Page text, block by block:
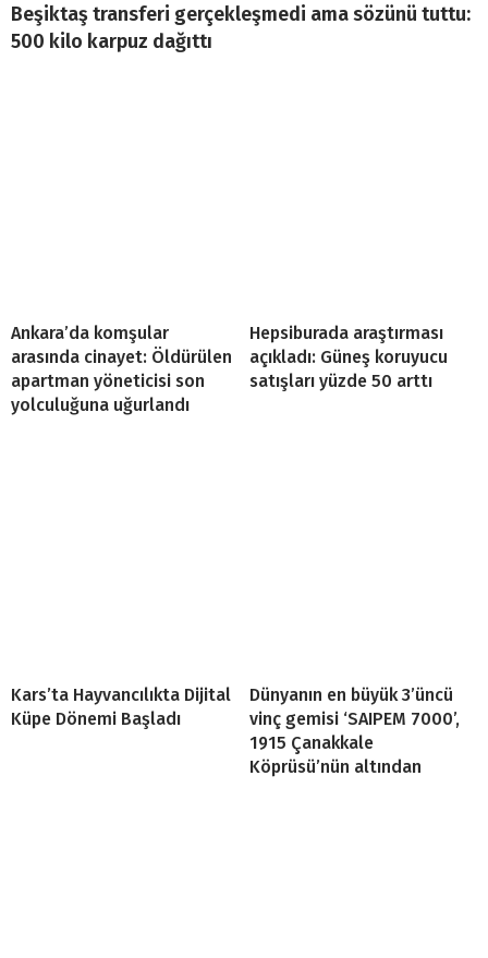
Beşiktaş transferi gerçekleşmedi ama sözünü tuttu:
500 kilo karpuz dağıttı
Ankara’da komşular
arasında cinayet: Öldürülen
apartman yöneticisi son
yolculuğuna uğurlandı
Hepsiburada araştırması
açıkladı: Güneş koruyucu
satışları yüzde 50 arttı
Kars’ta Hayvancılıkta Dijital
Küpe Dönemi Başladı
Dünyanın en büyük 3’üncü
vinç gemisi ‘SAIPEM 7000’,
1915 Çanakkale
Köprüsü’nün altından